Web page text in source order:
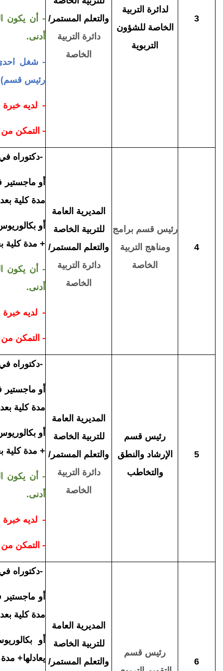
3
لدائرة التربية
الخاصة للشؤون
التربوية
والتعلم المستمر/
دائرة التربية
الخاصة
- أن يكون
أدنى.
- شغل احدى
رئيس قسم)
- لديه
- التمكن من
4
رئيس قسمبرامج
ومناهج التربية
الخاصة
المديرية العامة
للتربية الخاصة
والتعلم المستمر/
دائرة التربية
الخاصة
-دكتوراه في
أو ماجستير
مدة كلية بعد
أو
+ مدة كلية بعد
- أن يكون
أدنى.
- لديه
- التمكن من
5
رئيس قسم
الإرشاد والنطق
والتخاطب
المديرية العامة
للتربية الخاصة
والتعلم المستمر/
دائرة التربية
الخاصة
-دكتوراه في
أو ماجستير
مدة كلية بعد
أو
+ مدة كلية بعد
- أن يكون
أدنى.
- لديه
- التمكن من
6
رئيس قسم
المديرية العامة
للتربية الخاصة
والتعلم المستمر/
-دكتوراه في
أو ماجستير
مدة كلية بعد
أو
يعادلها+ مدة